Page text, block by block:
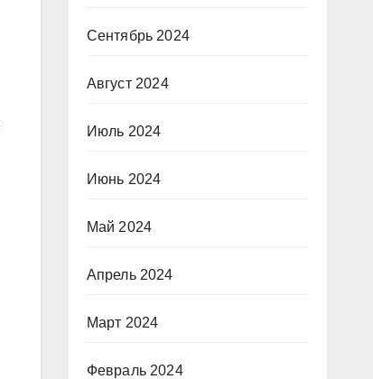
Сентябрь 2024
Август 2024
Июль 2024
Июнь 2024
Май 2024
Апрель 2024
Март 2024
Февраль 2024